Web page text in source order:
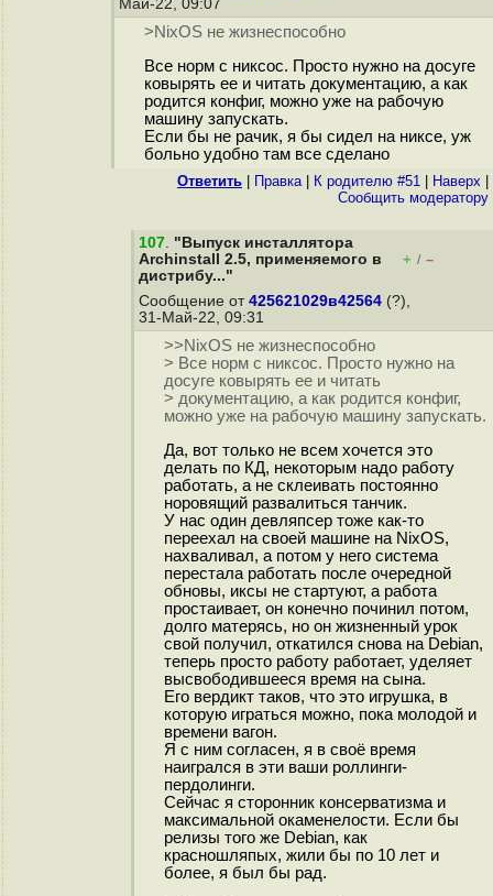
Май-22, 09:07
>NixOS не жизнеспособно
Все норм с никсос. Просто нужно на досуге
ковырять ее и читать документацию, а как
родится конфиг, можно уже на рабочую
машину запускать.
Если бы не рачик, я бы сидел на никсе, уж
больно удобно там все сделано
Ответить Правка| К родителю #51 Наверх
Cообщить модератору
107. "Выпуск инсталлятора
Archinstall 2.5, применяемого в
дистрибу..."
+ / –
Сообщение от 425621029в42564 (?),
31-Май-22, 09:31
>>NixOS не жизнеспособно
> Все норм с никсос. Просто нужно на
досуге ковырять ее и читать
> документацию, а как родится конфиг,
можно уже на рабочую машину запускать.
Да, вот только не всем хочется это
делать по КД, некоторым надо работу
работать, а не склеивать постоянно
норовящий развалиться танчик.
У нас один девляпсер тоже как-то
переехал на своей машине на NixOS,
нахваливал, а потом у него система
перестала работать после очередной
обновы, иксы не стартуют, а работа
простаивает, он конечно починил потом,
долго матерясь, но он жизненный урок
свой получил, откатился снова на Debian,
теперь просто работу работает, уделяет
высвободившееся время на сына.
Его вердикт таков, что это игрушка, в
которую играться можно, пока молодой и
времени вагон.
Я с ним согласен, я в своё время
наигрался в эти ваши роллинги-
пердолинги.
Сейчас я сторонник консерватизма и
максимальной окаменелости. Если бы
релизы того же Debian, как
красношляпых, жили бы по 10 лет и
более, я был бы рад.